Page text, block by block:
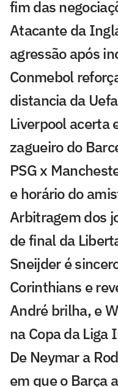
fim das
Atacante da
agressão após
Conmebol
distancia da
Liverpool acerta
zagueiro do
PSG x
e horário do
Arbitragem dos
de final da
Sneijder é
Corinthians e
André brilha, e
na Copa da Liga
De Neymar a
em que o Barça